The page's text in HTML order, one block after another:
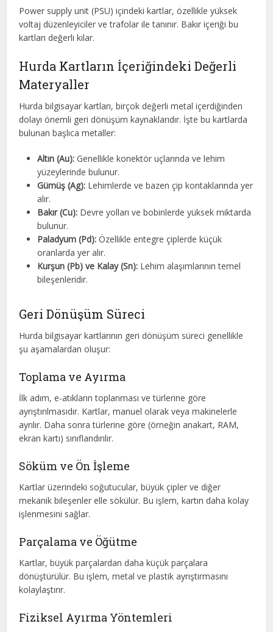
Power supply unit (PSU) içindeki kartlar, özellikle yüksek
voltaj düzenleyiciler ve trafolar ile tanınır. Bakır içeriği bu
kartları değerli kılar.
Hurda Kartların İçeriğindeki Değerli
Materyaller
Hurda bilgisayar kartları, birçok değerli metal içerdiğinden
dolayı önemli geri dönüşüm kaynaklarıdır. İşte bu kartlarda
bulunan başlıca metaller:
Altın (Au): Genellikle konektör uçlarında ve lehim
yüzeylerinde bulunur.
Gümüş (Ag): Lehimlerde ve bazen çip kontaklarında yer
alır.
Bakır (Cu): Devre yolları ve bobinlerde yüksek miktarda
bulunur.
Paladyum (Pd): Özellikle entegre çiplerde küçük
oranlarda yer alır.
Kurşun (Pb) ve Kalay (Sn): Lehim alaşımlarının temel
bileşenleridir.
Geri Dönüşüm Süreci
Hurda bilgisayar kartlarının geri dönüşüm süreci genellikle
şu aşamalardan oluşur:
Toplama ve Ayırma
İlk adım, e-atıkların toplanması ve türlerine göre
ayrıştırılmasıdır. Kartlar, manuel olarak veya makinelerle
ayrılır. Daha sonra türlerine göre (örneğin anakart, RAM,
ekran kartı) sınıflandırılır.
Söküm ve Ön İşleme
Kartlar üzerindeki soğutucular, büyük çipler ve diğer
mekanik bileşenler elle sökülür. Bu işlem, kartın daha kolay
işlenmesini sağlar.
Parçalama ve Öğütme
Kartlar, büyük parçalardan daha küçük parçalara
dönüştürülür. Bu işlem, metal ve plastik ayrıştırmasını
kolaylaştırır.
Fiziksel Ayırma Yöntemleri